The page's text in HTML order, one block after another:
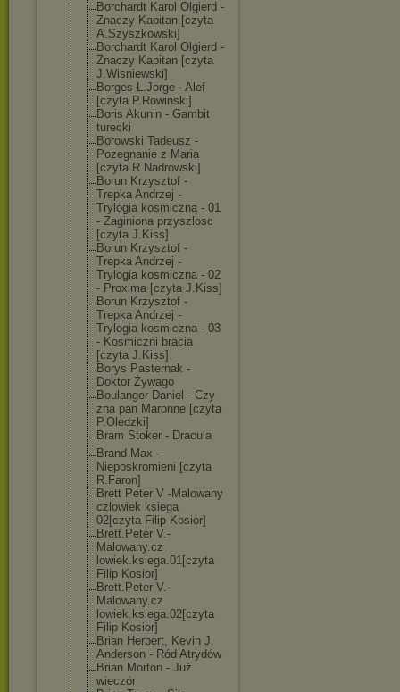
Borchardt Karol Olgierd -
Znaczy Kapitan [czyta
A.Szyszkowski]
Borchardt Karol Olgierd -
Znaczy Kapitan [czyta
J.Wisniewski]
Borges L.Jorge - Alef
[czyta P.Rowinski]
Boris Akunin - Gambit
turecki
Borowski Tadeusz -
Pozegnanie z Maria
[czyta R.Nadrowski]
Borun Krzysztof -
Trepka Andrzej -
Trylogia kosmiczna - 01
- Zaginiona przyszlosc
[czyta J.Kiss]
Borun Krzysztof -
Trepka Andrzej -
Trylogia kosmiczna - 02
- Proxima [czyta J.Kiss]
Borun Krzysztof -
Trepka Andrzej -
Trylogia kosmiczna - 03
- Kosmiczni bracia
[czyta J.Kiss]
Borys Pasternak -
Doktor Żywago
Boulanger Daniel - Czy
zna pan Maronne [czyta
P.Oledzki]
Bram Stoker - Dracula
Brand Max -
Nieposkromieni [czyta
R.Faron]
Brett Peter V -Malowany
czlowiek ksiega
02[czyta Filip Kosior]
Brett.Peter V.-
Malowany.cz
lowiek.ksiega.01[czyta
Filip Kosior]
Brett.Peter V.-
Malowany.cz
lowiek.ksiega.02[czyta
Filip Kosior]
Brian Herbert, Kevin J.
Anderson - Ród Atrydów
Brian Morton - Już
wieczór